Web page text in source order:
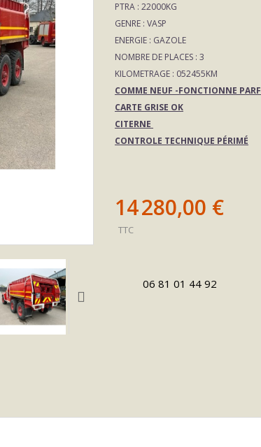
PTRA : 22000KG
GENRE : VASP
ENERGIE : GAZOLE
NOMBRE DE PLACES : 3
KILOMETRAGE : 052455KM
COMME NEUF -FONCTIONNE
CARTE GRISE OK
CITERNE
CONTROLE TECHNIQUE PÉRIMÉ
14 280,00 €
TTC
06 81 01 44 92